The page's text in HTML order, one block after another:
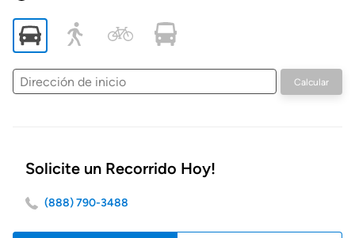
Dirección
de
Calcular
Solicite un Recorrido Hoy!
(888) 790-3488